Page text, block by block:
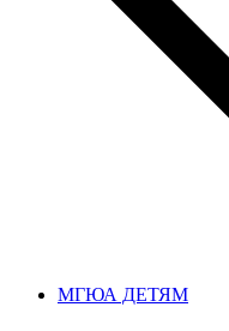
МГЮА ДЕТЯМ